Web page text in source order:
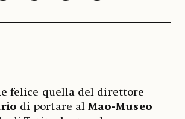
felice quella del direttore
di portare alMao-Museo